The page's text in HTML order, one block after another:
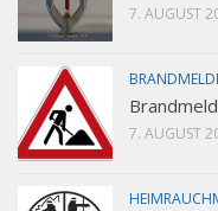
7. AUGUST
7. AUGUST